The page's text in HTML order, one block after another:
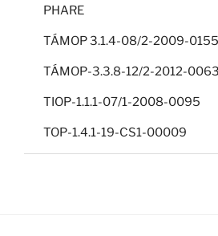
PHARE
TÁMOP 3.1.4-08/2-2009-0155
TÁMOP-3.3.8-12/2-2012-0063
TIOP-1.1.1-07/1-2008-0095
TOP-1.4.1-19-CS1-00009